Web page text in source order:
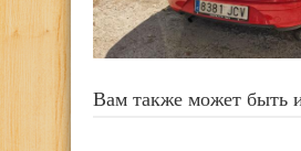
Вам также может быть